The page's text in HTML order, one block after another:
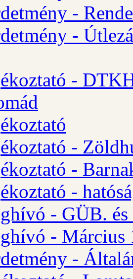
-
-
-
-
-
-
- GÜB.
- Március
-